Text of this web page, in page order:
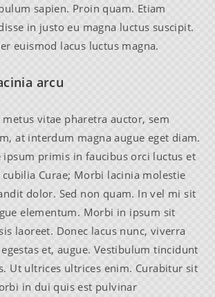
sapien. Proin quam. Etiam
in justo eu magna luctus suscipit.
euismod lacus luctus magna.
arcu
metus vitae pharetra auctor, sem
at interdum magna augue eget diam.
ipsum primis in faucibus orci luctus et
Curae; Morbi lacinia molestie
dolor. Sed non quam. In vel mi sit
elementum. Morbi in ipsum sit
laoreet. Donec lacus nunc, viverra
et, augue. Vestibulum tincidunt
Ut ultrices ultrices enim. Curabitur sit
in dui quis est pulvinar